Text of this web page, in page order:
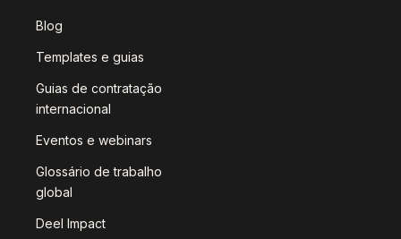
Blog
Templates e guias
Guias de contratação
internacional
Eventos e webinars
Glossário de trabalho
global
Deel Impact